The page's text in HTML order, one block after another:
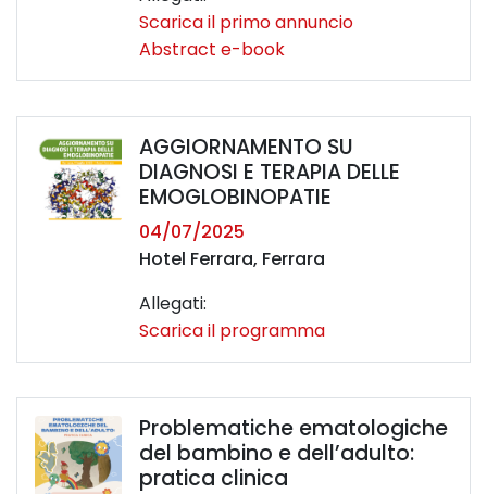
Scarica il primo annuncio
Abstract e-book
AGGIORNAMENTO SU
DIAGNOSI E TERAPIA DELLE
EMOGLOBINOPATIE
04/07/2025
Hotel Ferrara, Ferrara
Allegati:
Scarica il programma
Problematiche ematologiche
del bambino e dell’adulto:
pratica clinica